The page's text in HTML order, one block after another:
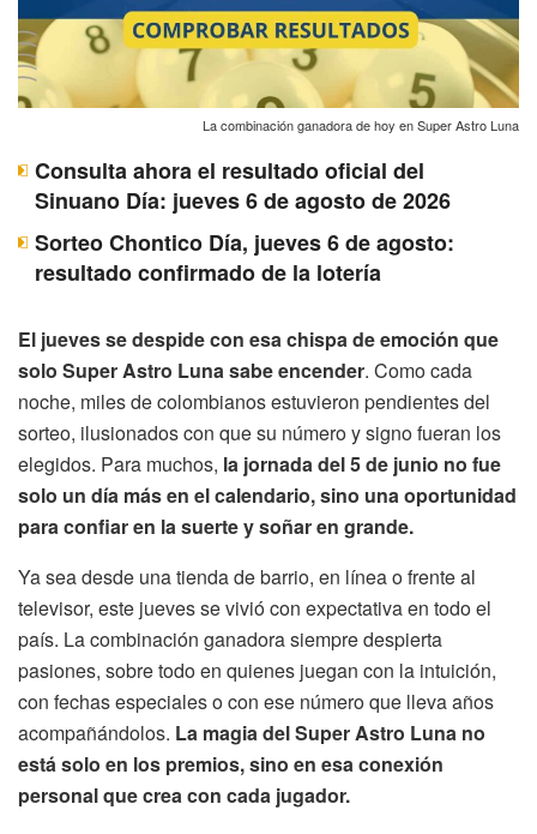
La combinación ganadora de hoy en Super Astro Luna
Consulta ahora el resultado oficial del
Sinuano Día: jueves 6 de agosto de 2026
Sorteo Chontico Día, jueves 6 de agosto:
resultado confirmado de la lotería
El jueves se despide con esa chispa de emoción que
solo Super Astro Luna sabe encender. Como cada
noche, miles de colombianos estuvieron pendientes del
sorteo, ilusionados con que su número y signo fueran los
elegidos. Para muchos, la jornada del 5 de junio no fue
solo un día más en el calendario, sino una oportunidad
para confiar en la suerte y soñar en grande.
Ya sea desde una tienda de barrio, en línea o frente al
televisor, este jueves se vivió con expectativa en todo el
país. La combinación ganadora siempre despierta
pasiones, sobre todo en quienes juegan con la intuición,
con fechas especiales o con ese número que lleva años
acompañándolos. La magia del Super Astro Luna no
está solo en los premios, sino en esa conexión
personal que crea con cada jugador.